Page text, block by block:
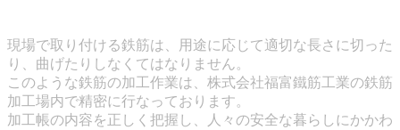
現場で取り付ける鉄筋は、用途に応じて適切な長さに切った
り、曲げたりしなくてはなりません。
このような鉄筋の加工作業は、株式会社福富鐵筋工業の鉄筋
加工場内で精密に行なっております。
加工帳の内容を正しく把握し、人々の安全な暮らしにかかわ